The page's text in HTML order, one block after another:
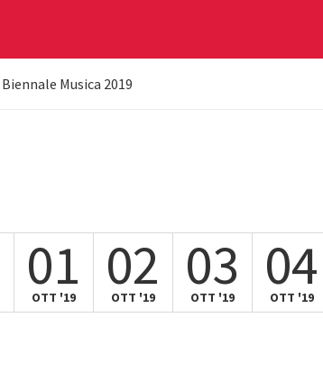
Biennale Musica 2019
01
OTT '19 02
OTT '19 03
OTT '19 04
OTT '19